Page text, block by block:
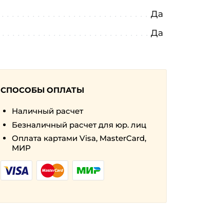
Да
Да
СПОСОБЫ ОПЛАТЫ
Наличный расчет
Безналичный расчет для юр. лиц
Оплата картами Visa, MasterCard,
МИР